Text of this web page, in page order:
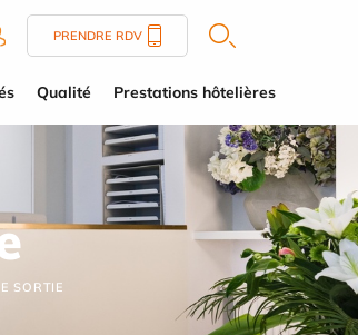
PRENDRE RDV
Qualité Prestations hôtelières
SORTIE